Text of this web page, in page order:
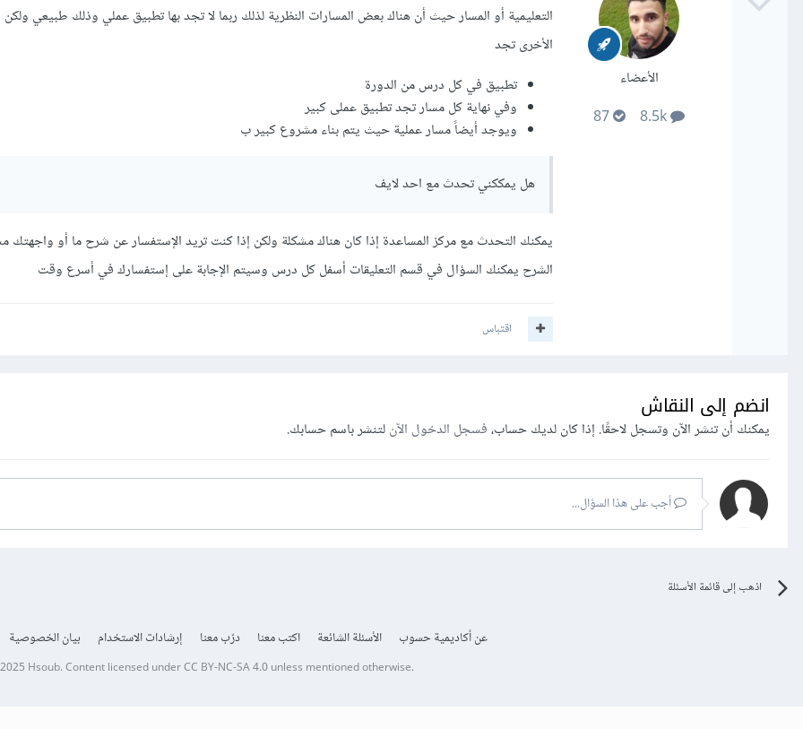
الأعضاء
التعليمية أو المسار حيث أن هناك بعض المسارات النظرية لذلك ربما لا تجد بها تطبيق عملي وذلك طبيعي
الأخرى تجد
تطبيق في كل درس من الدورة
وفي نهاية كل مسار تجد تطبيق عملى كبير
ويوجد أيضاً مسار عملية حيث يتم بناء مشروع كبير ب
هل يمككني تحدث مع احد لايف
يمكنك التحدث مع مركز المساعدة إذا كان هناك مشكلة ولكن إذا كنت تريد الإستفسار عن شرح ما أو واجهتك
الشرح يمكنك السؤال في قسم التعليقات أسفل كل درس وسيتم الإجابة على إستفسارك في أسرع وقت
اقتباس
انضم إلى النقاش
يمكنك أن تنشر الآن وتسجل لاحقًا. إذا كان لديك حساب،فسجل الدخول الآنلتنشر باسم حسابك.
أجب على هذا السؤال...
اذهب إلى قائمة الأسئلة
عن أكاديمية حسوب الأسئلة الشائعة اكتب معنا درّب معنا إرشادات الاستخدام بيان الخصوصية
Hsoub.Content licensed underCC BY-NC-SA 4.0unless mentioned otherwise.